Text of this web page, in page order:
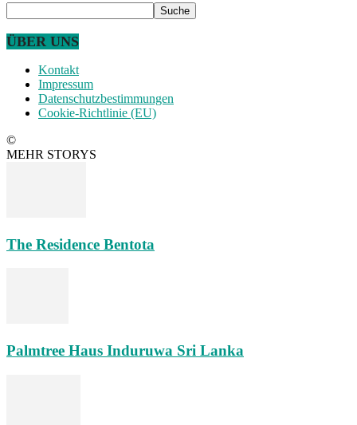
ÜBER UNS
Kontakt
Impressum
Datenschutzbestimmungen
Cookie-Richtlinie (EU)
©
MEHR STORYS
The Residence Bentota
Palmtree Haus Induruwa Sri Lanka